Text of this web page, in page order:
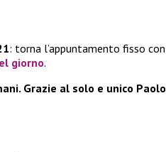
: torna l’appuntamento fisso con
giorno.
Grazie al solo e unico Paolo